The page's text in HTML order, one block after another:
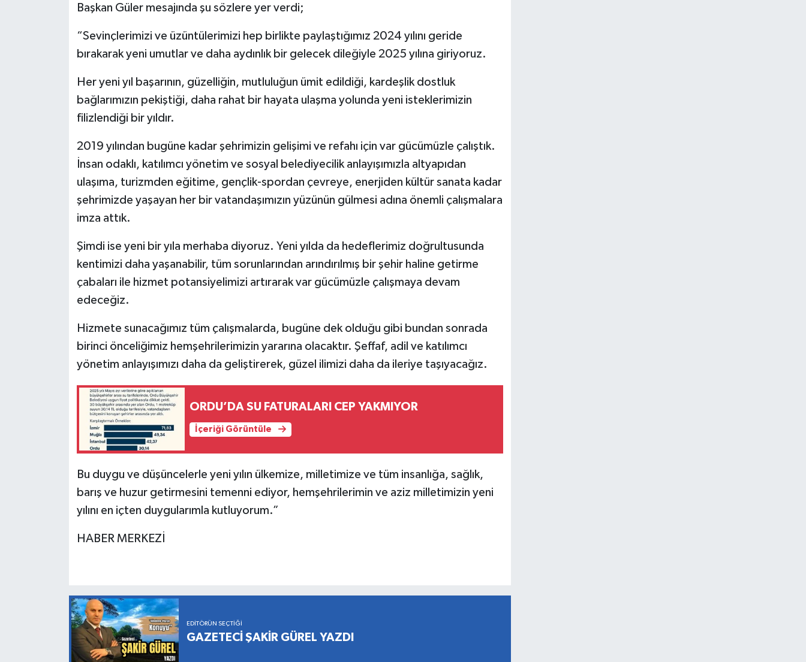
Başkan Güler mesajında şu sözlere yer verdi;
“Sevinçlerimizi ve üzüntülerimizi hep birlikte paylaştığımız 2024 yılını geride
bırakarak yeni umutlar ve daha aydınlık bir gelecek dileğiyle 2025 yılına giriyoruz.
Her yeni yıl başarının, güzelliğin, mutluluğun ümit edildiği, kardeşlik dostluk
bağlarımızın pekiştiği, daha rahat bir hayata ulaşma yolunda yeni isteklerimizin
filizlendiği bir yıldır.
2019 yılından bugüne kadar şehrimizin gelişimi ve refahı için var gücümüzle çalıştık.
İnsan odaklı, katılımcı yönetim ve sosyal belediyecilik anlayışımızla altyapıdan
ulaşıma, turizmden eğitime, gençlik-spordan çevreye, enerjiden kültür sanata kadar
şehrimizde yaşayan her bir vatandaşımızın yüzünün gülmesi adına önemli çalışmalara
imza attık.
Şimdi ise yeni bir yıla merhaba diyoruz. Yeni yılda da hedeflerimiz doğrultusunda
kentimizi daha yaşanabilir, tüm sorunlarından arındırılmış bir şehir haline getirme
çabaları ile hizmet potansiyelimizi artırarak var gücümüzle çalışmaya devam
edeceğiz.
Hizmete sunacağımız tüm çalışmalarda, bugüne dek olduğu gibi bundan sonrada
birinci önceliğimiz hemşehrilerimizin yararına olacaktır. Şeffaf, adil ve katılımcı
yönetim anlayışımızı daha da geliştirerek, güzel ilimizi daha da ileriye taşıyacağız.
ORDU’DA SU FATURALARI CEP YAKMIYOR
İçeriği Görüntüle
Bu duygu ve düşüncelerle yeni yılın ülkemize, milletimize ve tüm insanlığa, sağlık,
barış ve huzur getirmesini temenni ediyor, hemşehrilerimin ve aziz milletimizin yeni
yılını en içten duygularımla kutluyorum.”
HABER MERKEZİ
EDITÖRÜN SEÇTIĞI
GAZETECİ ŞAKİR GÜREL YAZDI